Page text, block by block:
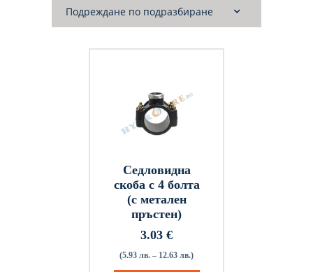
Седловидна
скоба с 4 болта
(с метален
пръстен)
3.03 €
(5.93 лв. – 12.63 лв.)